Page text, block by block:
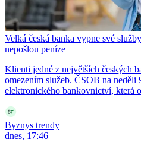
Velká česká banka vypne své
nepošlou peníze
Klienti jedné z největších českých
omezením služeb. ČSOB na neděli
elektronického bankovnictví, která
Byznys trendy
dnes, 17:46